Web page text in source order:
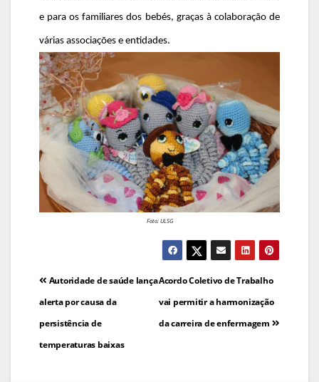
e para os familiares dos bebés, graças à colaboração de
várias associações e entidades.
Foto: ULSG
Navegação
de
artigos
Acordo Coletivo de Trabalho
vai permitir a harmonização
da carreira de enfermagem
Autoridade de saúde lança
alerta por causa da
persistência de
temperaturas baixas